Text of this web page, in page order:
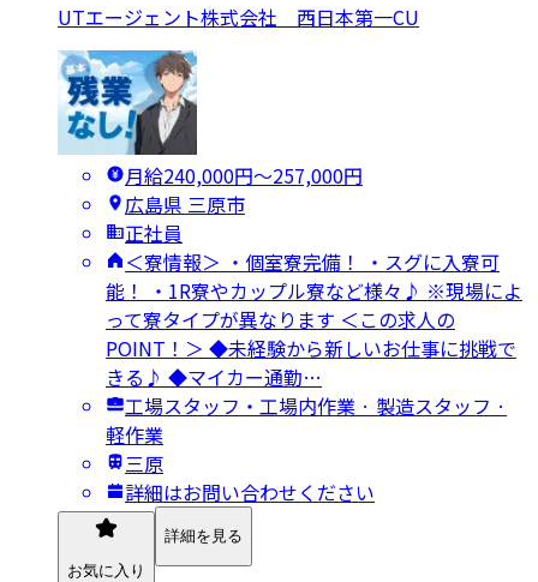
UTエージェント株式会社 西日本第一CU
月給240,000円〜257,000円
広島県 三原市
正社員
＜寮情報＞ ・個室寮完備！ ・スグに入寮可
能！ ・1R寮やカップル寮など様々♪ ※現場によ
って寮タイプが異なります ＜この求人の
POINT！＞ ◆未経験から新しいお仕事に挑戦で
きる♪ ◆マイカー通勤…
工場スタッフ・工場内作業 · 製造スタッフ ·
軽作業
三原
詳細はお問い合わせください
お気に入り
詳細を見る